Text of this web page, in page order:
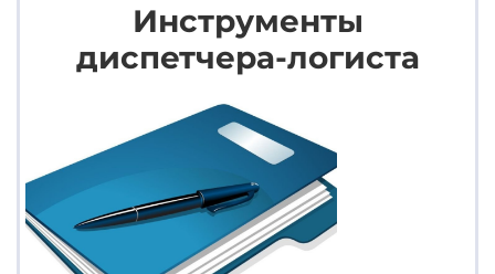
Инструменты
диспетчера-логиста